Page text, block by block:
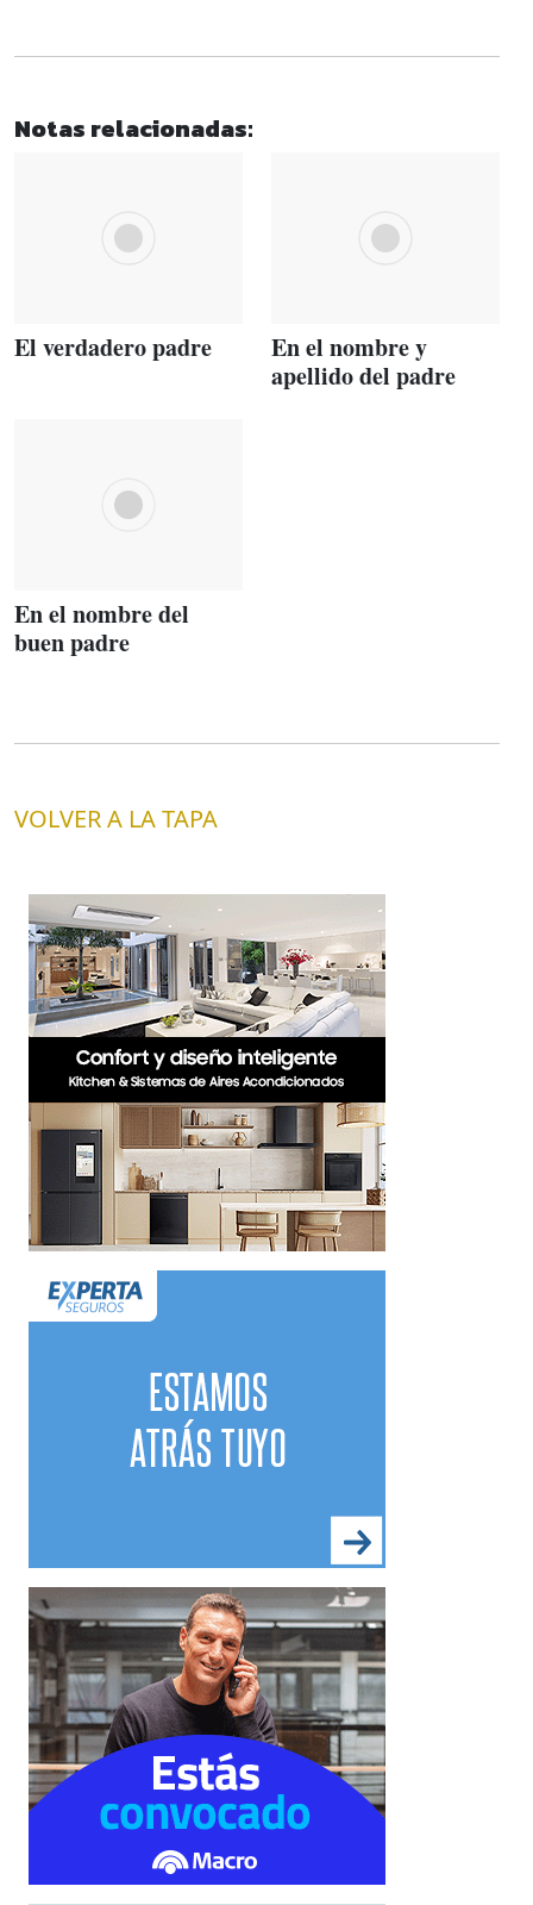
Notas relacionadas:
El verdadero padre
En el nombre y
apellido del padre
En el nombre del
buen padre
VOLVER A LA TAPA